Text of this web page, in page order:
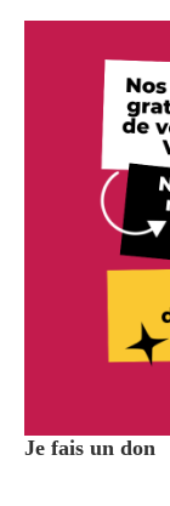
Je fais un don